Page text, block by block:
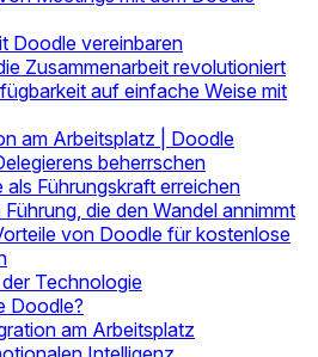
Doodle vereinbaren
Zusammenarbeit revolutioniert
auf einfache Weise mit
am Arbeitsplatz | Doodle
beherrschen
Führungskraft erreichen
die den Wandel annimmt
von Doodle für kostenlose
Technologie
Doodle?
am Arbeitsplatz